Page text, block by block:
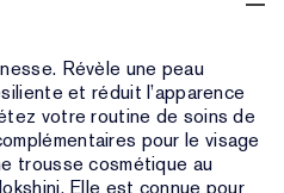
Révèle une peau
et réduit l’apparence
votre routine de soins de
pour le visage
trousse cosmétique au
Elle est connue pour